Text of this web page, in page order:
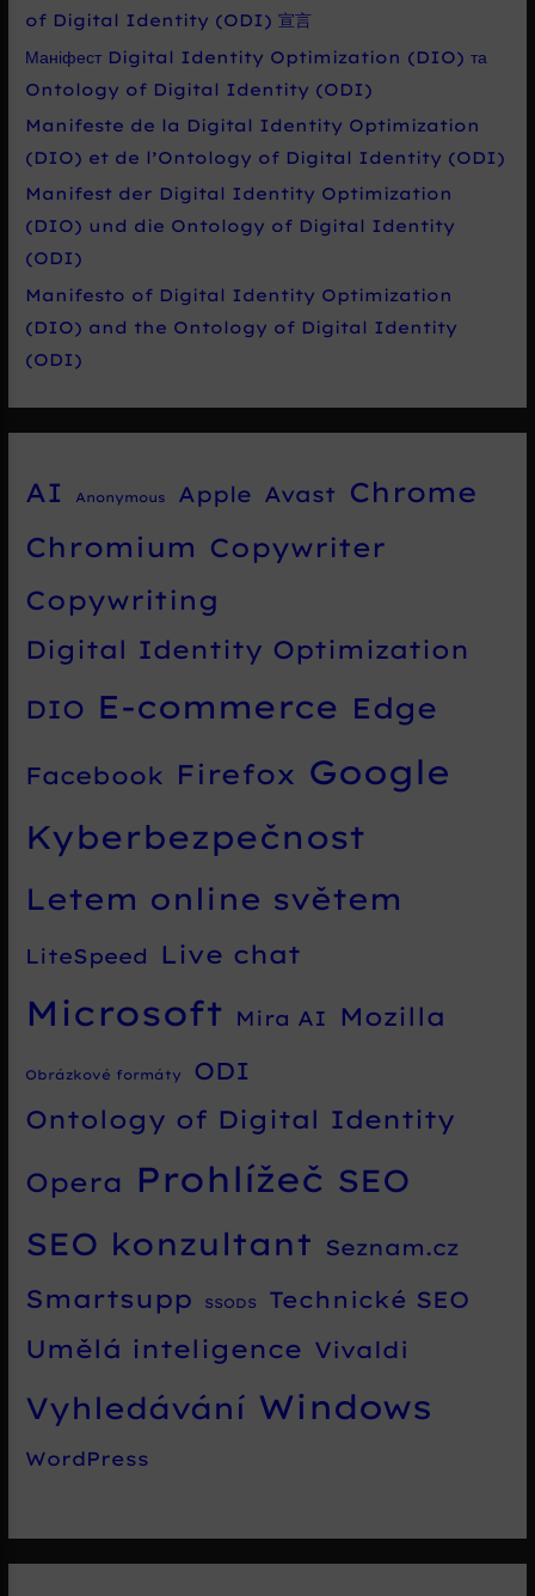
of Digital Identity (ODI) 宣言
Маніфест Digital Identity Optimization (DIO) та
Ontology of Digital Identity (ODI)
Manifeste de la Digital Identity Optimization
(DIO) et de l’Ontology of Digital Identity (ODI)
Manifest der Digital Identity Optimization
(DIO) und die Ontology of Digital Identity
(ODI)
Manifesto of Digital Identity Optimization
(DIO) and the Ontology of Digital Identity
(ODI)
AI Anonymous Apple Avast
Chrome
Chromium Copywriter
Copywriting
Digital Identity Optimization
DIO E-commerce Edge
Facebook Firefox Google
Kyberbezpečnost
Letem online světem
LiteSpeed Live chat
Microsoft Mira AI Mozilla
Obrázkové formáty ODI
Ontology of Digital Identity
Opera Prohlížeč SEO
SEO konzultant Seznam.cz
Smartsupp SSODS Technické SEO
Umělá inteligence Vivaldi
Vyhledávání Windows
WordPress